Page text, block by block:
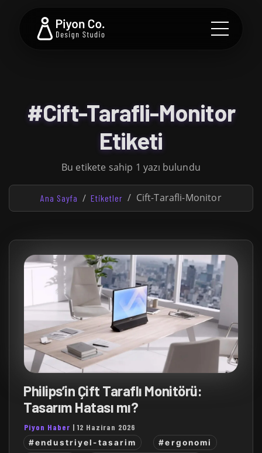
#Cift-Tarafli-Monitor
Etiketi
Bu etikete sahip 1 yazı bulundu
Ana Sayfa Etiketler Cift-Tarafli-Monitor
Philips’in Çift Taraflı Monitörü:
Tasarım Hatası mı?
Piyon Haber |12 Haziran 2026
#endustriyel-tasarim
#ergonomi